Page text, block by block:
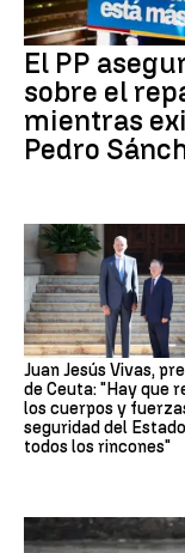
El PP
sobre el
mientras
Pedro
Juan Jesús Vivas,
de Ceuta: "Hay que
los cuerpos y
seguridad del
todos los rincones"